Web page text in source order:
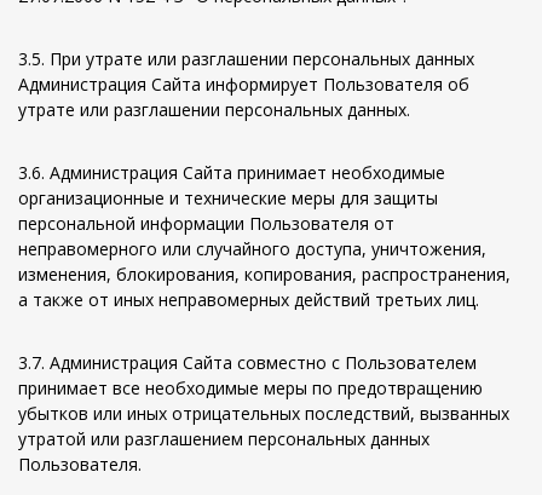
3.5. При утрате или разглашении персональных данных
Администрация Сайта информирует Пользователя об
утрате или разглашении персональных данных.
3.6. Администрация Сайта принимает необходимые
организационные и технические меры для защиты
персональной информации Пользователя от
неправомерного или случайного доступа, уничтожения,
изменения, блокирования, копирования, распространения,
а также от иных неправомерных действий третьих лиц.
3.7. Администрация Сайта совместно с Пользователем
принимает все необходимые меры по предотвращению
убытков или иных отрицательных последствий, вызванных
утратой или разглашением персональных данных
Пользователя.